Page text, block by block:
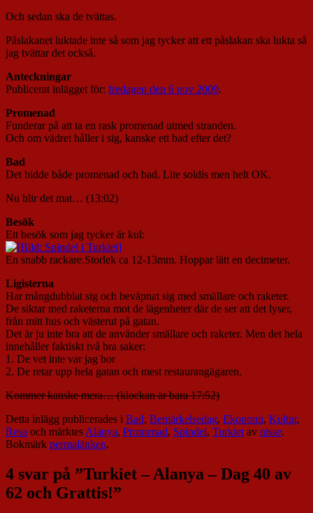
Och sedan ska de tvättas.
Påslakanet luktade inte så som jag tycker att ett påslakan ska lukta så
jag tvättar det också.
Anteckningar
Publicerat inlägget för: fredagen den 6 nov 2009.
Promenad
Funderar på att ta en rask promenad utmed stranden.
Och om vädret håller i sig, kanske ett bad efter det?
Bad
Det bidde både promenad och bad. Lite soldis men helt OK.
Nu blir det mat… (13:02)
Besök
Ett besök som jag tycker är kul:
En snabb rackare.Storlek ca 12-13mm. Hoppar lätt en decimeter.
Ligisterna
Har mångdubblat sig och beväpnat sig med smällare och raketer.
De siktar med raketerna mot de lägenheter där de ser att det lyser,
från mitt hus och västerut på gatan.
Det är ju inte bra att de använder smällare och raketer. Men det hela
innehåller faktiskt två bra saker:
1. De vet inte var jag bor
2. De retar upp hela gatan och mest restaurangägaren.
Kommer kanske mera… (klockan är bara 17:52)
Detta inlägg publicerades i Bad, Bemärkelsedag, Ekonomi, Kultur,
Resa och märktesAlanya, Promenad, Spindel, Turkietav nisse.
Bokmärk permalänken.
4 svar på ”Turkiet – Alanya – Dag 40 av
62 och Grattis!”